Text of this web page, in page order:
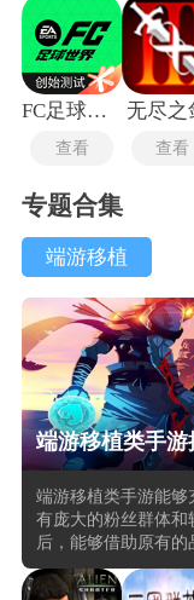
FC足球世界体验服
查看
无尽之
查看
专题合集
端游移植
端游移植类手游
端游移植类手游能够
有庞大的粉丝群体
后，能够借助原有
本，快速打开市场
无需从零开始设计